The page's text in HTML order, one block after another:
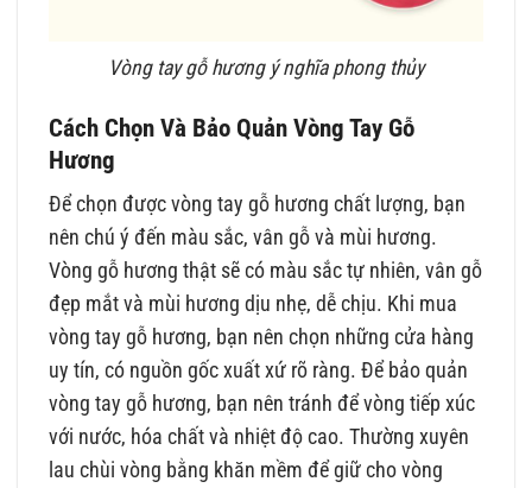
Vòng tay gỗ hương ý nghĩa phong thủy
Cách Chọn Và Bảo Quản Vòng Tay Gỗ
Hương
Để chọn được vòng tay gỗ hương chất lượng, bạn
nên chú ý đến màu sắc, vân gỗ và mùi hương.
Vòng gỗ hương thật sẽ có màu sắc tự nhiên, vân gỗ
đẹp mắt và mùi hương dịu nhẹ, dễ chịu. Khi mua
vòng tay gỗ hương, bạn nên chọn những cửa hàng
uy tín, có nguồn gốc xuất xứ rõ ràng. Để bảo quản
vòng tay gỗ hương, bạn nên tránh để vòng tiếp xúc
với nước, hóa chất và nhiệt độ cao. Thường xuyên
lau chùi vòng bằng khăn mềm để giữ cho vòng